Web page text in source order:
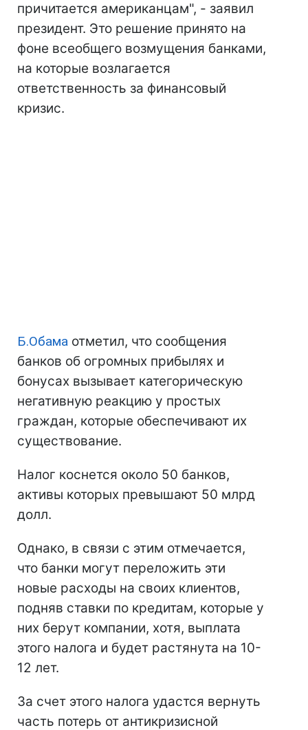
причитается американцам", - заявил
президент. Это решение принято на
фоне всеобщего возмущения банками,
на которые возлагается
ответственность за финансовый
кризис.
Б.Обама отметил, что сообщения
банков об огромных прибылях и
бонусах вызывает категорическую
негативную реакцию у простых
граждан, которые обеспечивают их
существование.
Налог коснется около 50 банков,
активы которых превышают 50 млрд
долл.
Однако, в связи с этим отмечается,
что банки могут переложить эти
новые расходы на своих клиентов,
подняв ставки по кредитам, которые у
них берут компании, хотя, выплата
этого налога и будет растянута на 10-
12 лет.
За счет этого налога удастся вернуть
часть потерь от антикризисной